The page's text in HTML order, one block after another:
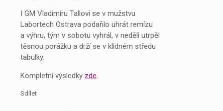
I GM Vladimíru Tallovi se v mužstvu
Labortech Ostrava podařilo uhrát remízu
a výhru, tým v sobotu vyhrál, v neděli utrpěl
těsnou porážku a drží se v klidném středu
tabulky.
Kompletní výsledky zde.
Sdílet